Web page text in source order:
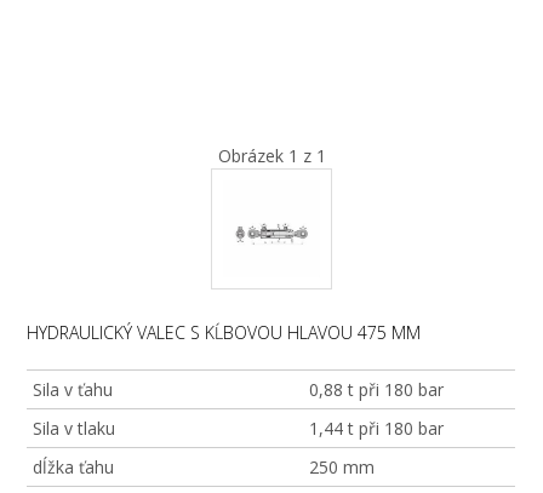
Obrázek 1 z 1
HYDRAULICKÝ VALEC S KĹBOVOU HLAVOU 475 MM
Sila v ťahu
0,88 t při 180 bar
Sila v tlaku
1,44 t při 180 bar
dĺžka ťahu
250 mm